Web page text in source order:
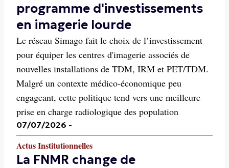
programme d'investissements
en imagerie lourde
Le réseau Simago fait le choix de l’investissement
pour équiper les centres d'imagerie associés de
nouvelles installations de TDM, IRM et PET/TDM.
Malgré un contexte médico-économique peu
engageant, cette politique tend vers une meilleure
prise en charge radiologique des population
07/07/2026 -
Actus Institutionnelles
La FNMR change de